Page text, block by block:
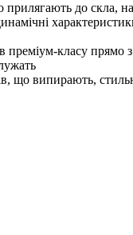
прилягають до скла,
преміум-класу прямо
що випирають,